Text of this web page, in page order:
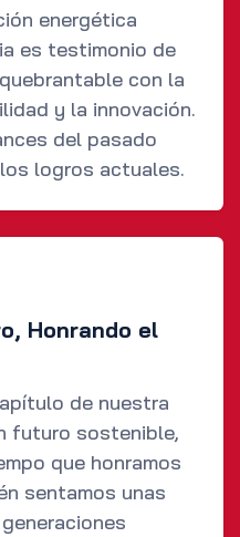
energética
es testimonio de
con la
y la innovación.
del pasado
logros actuales.
Honrando el
de nuestra
futuro sostenible,
que honramos
sentamos unas